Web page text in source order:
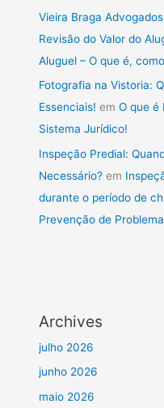
Vieira Braga
Revisão do Valor do
Aluguel – O que é,
Fotografia na Vistoria:
Essenciais! emO que é
Sistema Jurídico!
Inspeção Predial:
Necessário? em
durante o período de
Prevenção de
Archives
julho 2026
junho 2026
maio 2026